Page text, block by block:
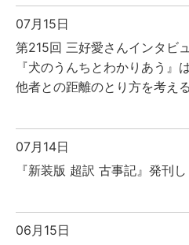
07月15日
第215回 三好愛さんインタビ
『犬のうんちとわかりあう』は
他者との距離のとり方を考え
07月14日
『新装版 超訳 古事記』発刊し
06月15日